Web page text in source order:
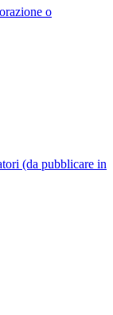
o
(da pubblicare in